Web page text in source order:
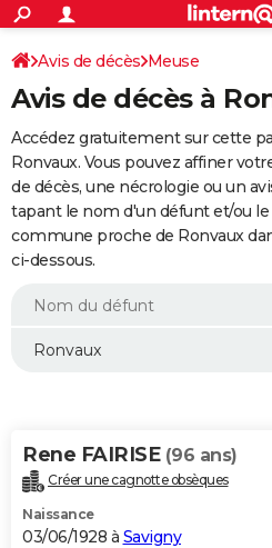
ACTUALITÉS
Politique
Société
Faits Divers
Education
Monde
Villes
+
SPORT
Coupe du monde 2026
Football
Tennis
Cyclisme
Rugby
Forum
Programme TV
TNT
Streaming
Cinéma
Sorties cinéma
Musique
+
FINANCE
Retraite
Epargne
Immobilier
Risques naturels par ville
Assurance
AUTO
Essais
Réserver un essai
Citadines
Berlines
SUV
Forum auto
+HIGH-TECH
BRICOLAGE
WEEK-END
Alimentation
Guide de la santé
Maladies
Médicaments
Sommeil
VOYAGE
Destinations
City break
Voyage nature
Voyage de noces
Forum
Climat
+PHOTO
Avis de décès Meuse
Avis de décès à
Accédez gratuitement sur cette
Ronvaux. Vous pouvez affiner
de décès, une nécrologie ou un
tapant le nom d'un défunt et/ou
commune proche de Ronvaux
ci-dessous.
Rene FAIRISE (96 ans)
Créer une cagnotte obsèques
Naissance
03/06/1928 à Savigny